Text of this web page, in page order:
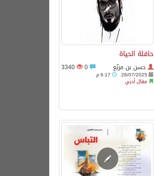
حافلة الحياة
حسن بن مريّع
28/07/2025 6:17 م
مقال أدبي
3340